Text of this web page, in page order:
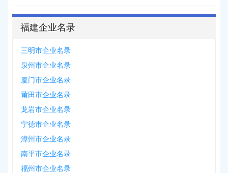
福建企业名录
三明市企业名录
泉州市企业名录
厦门市企业名录
莆田市企业名录
龙岩市企业名录
宁德市企业名录
漳州市企业名录
南平市企业名录
福州市企业名录